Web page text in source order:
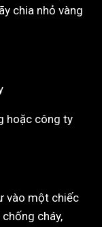
chia nhỏ vàng
hoặc công ty
vào một chiếc
cháy,